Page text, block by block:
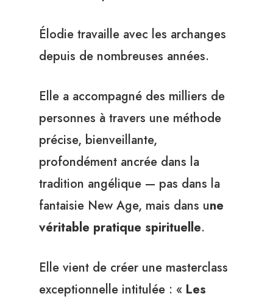
Élodie travaille avec les archanges
depuis de nombreuses années.
Elle a accompagné des milliers de
personnes à travers une méthode
précise, bienveillante,
profondément ancrée dans la
tradition angélique — pas dans la
fantaisie New Age, mais dans une
véritable pratique spirituelle.
Elle vient de créer une masterclass
exceptionnelle intitulée : « Les